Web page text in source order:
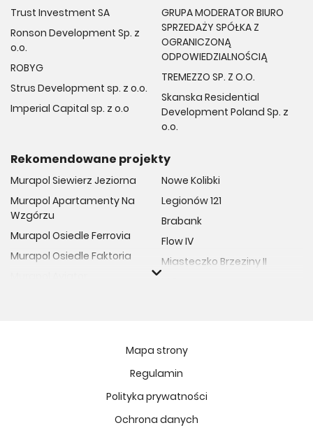
Trust Investment SA
Ronson Development Sp. z
o.o.
ROBYG
Strus Development sp. z o.o.
Imperial Capital sp. z o.o
GRUPA MODERATOR BIURO
SPRZEDAŻY SPÓŁKA Z
OGRANICZONĄ
ODPOWIEDZIALNOŚCIĄ
TREMEZZO SP. Z O.O.
Skanska Residential
Development Poland Sp. z
o.o.
Rekomendowane projekty
Murapol Siewierz Jeziorna
Murapol Apartamenty Na
Wzgórzu
Murapol Osiedle Ferrovia
Murapol Osiedle Faktoria
Murapol Osiedle Szafirove
Nowe Kolibki
Legionów 121
Brabank
Flow IV
Miasteczko Brzeziny II
MIASTECZKO NOVA FALA
Żywiecka Vita
Mapa strony
Regulamin
Polityka prywatności
Ochrona danych